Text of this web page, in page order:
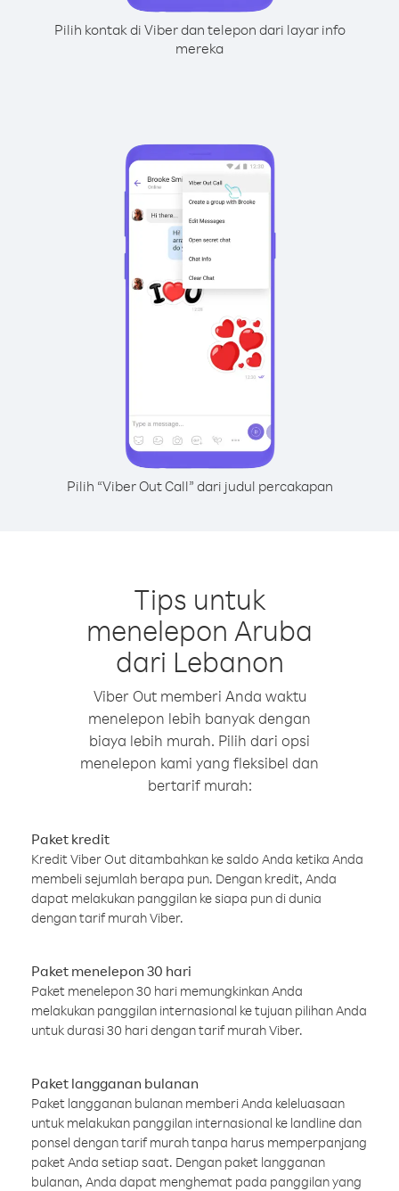
Pilih kontak di Viber dan telepon dari layar info
mereka
Pilih “Viber Out Call” dari judul percakapan
Tips untuk
menelepon Aruba
dari Lebanon
Viber Out memberi Anda waktu
menelepon lebih banyak dengan
biaya lebih murah. Pilih dari opsi
menelepon kami yang fleksibel dan
bertarif murah:
Paket kredit
Kredit Viber Out ditambahkan ke saldo Anda ketika Anda
membeli sejumlah berapa pun. Dengan kredit, Anda
dapat melakukan panggilan ke siapa pun di dunia
dengan tarif murah Viber.
Paket menelepon 30 hari
Paket menelepon 30 hari memungkinkan Anda
melakukan panggilan internasional ke tujuan pilihan Anda
untuk durasi 30 hari dengan tarif murah Viber.
Paket langganan bulanan
Paket langganan bulanan memberi Anda keleluasaan
untuk melakukan panggilan internasional ke landline dan
ponsel dengan tarif murah tanpa harus memperpanjang
paket Anda setiap saat. Dengan paket langganan
bulanan, Anda dapat menghemat pada panggilan yang